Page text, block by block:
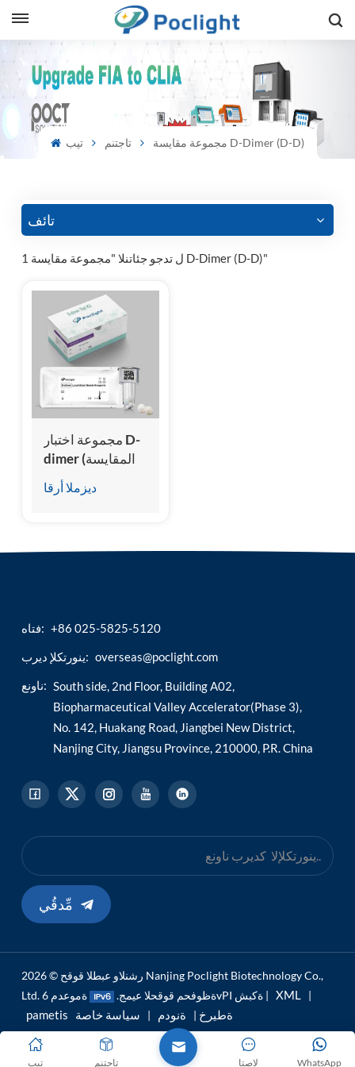
تيب تاجتنم مجموعة مقايسة D-Dimer (D-D)
تائف
1 ل تدجو جئاتنلا "مجموعة مقايسة D-Dimer (D-D)"
مجموعة اختبار D-
dimer (المقايسة
المناعية للتألق
الكيميائي
ديزملا أرقا
فتاه: +86 025-5825-5120
ينورتكلإ ديرب: overseas@poclight.com
ناونع: South side, 2nd Floor, Building A02,
Biopharmaceutical Valley Accelerator(Phase 3),
No. 142, Huakang Road, Jiangbei New District,
Nanjing City, Jiangsu Province, 210000, P.R. China
مِّدقُي
رشنلاو عبطلا قوقح © 2026 Nanjing Poclight Biotechnology Co.,
Ltd. ةظوفحم قوقحلا عيمج.
ةموعدم 6vPI ةكبش | XML |
pametis ةطيرخ | ةنودم | سياسة خاصة
تيب تاجتنم WhatsApp لاصتا